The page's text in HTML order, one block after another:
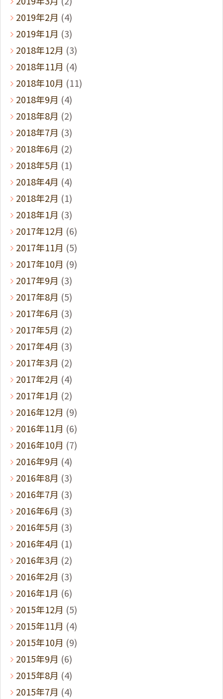
2019年2月 (4)
2019年1月 (3)
2018年12月 (3)
2018年11月 (4)
2018年10月 (11)
2018年9月 (4)
2018年8月 (2)
2018年7月 (3)
2018年6月 (2)
2018年5月 (1)
2018年4月 (4)
2018年2月 (1)
2018年1月 (3)
2017年12月 (6)
2017年11月 (5)
2017年10月 (9)
2017年9月 (3)
2017年8月 (5)
2017年6月 (3)
2017年5月 (2)
2017年4月 (3)
2017年3月 (2)
2017年2月 (4)
2017年1月 (2)
2016年12月 (9)
2016年11月 (6)
2016年10月 (7)
2016年9月 (4)
2016年8月 (3)
2016年7月 (3)
2016年6月 (3)
2016年5月 (3)
2016年4月 (1)
2016年3月 (2)
2016年2月 (3)
2016年1月 (6)
2015年12月 (5)
2015年11月 (4)
2015年10月 (9)
2015年9月 (6)
2015年8月 (4)
2015年7月 (4)